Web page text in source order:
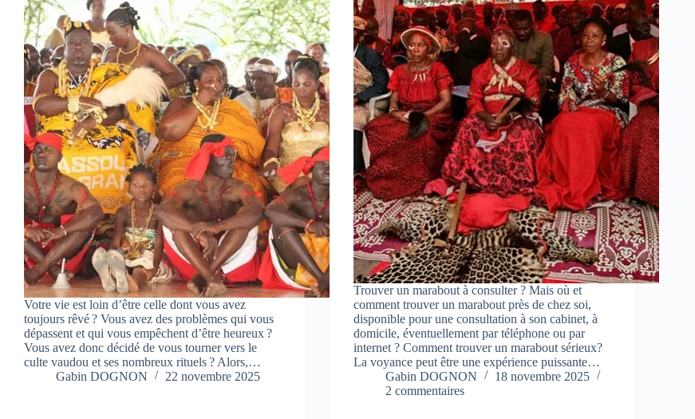
Votre vie est loin d’être celle dont vous avez
toujours rêvé ? Vous avez des problèmes qui vous
dépassent et qui vous empêchent d’être heureux ?
Vous avez donc décidé de vous tourner vers le
culte vaudou et ses nombreux rituels ? Alors,…
Gabin DOGNON
22 novembre 2025
Trouver un marabout à consulter ? Mais où et
comment trouver un marabout près de chez soi,
disponible pour une consultation à son cabinet, à
domicile, éventuellement par téléphone ou par
internet ? Comment trouver un marabout sérieux?
La voyance peut être une expérience puissante…
Gabin DOGNON
18 novembre 2025
2 commentaires